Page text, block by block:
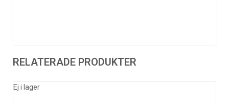
RELATERADE PRODUKTER
Ej i lager